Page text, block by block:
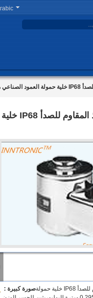
صورة كبيرة :ISP IP68 الفولاذ المقاوم للصدأ IP68 خلية حمولة